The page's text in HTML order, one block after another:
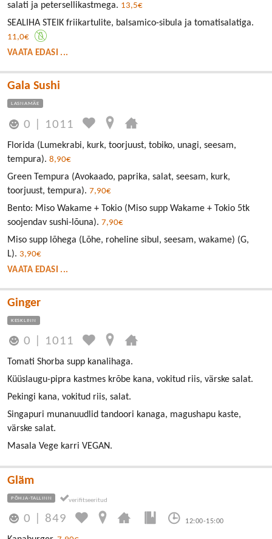
salati ja petersellikastmega. 13,5€
SEALIHA STEIK friikartulite, balsamico-sibula ja tomatisalatiga.
11,0€
VAATA EDASI ...
Gala Sushi
LASNAMÄE
0 1011
Florida (Lumekrabi, kurk, toorjuust, tobiko, unagi, seesam,
tempura). 8,90€
Green Tempura (Avokaado, paprika, salat, seesam, kurk,
toorjuust, tempura). 7,90€
Bento: Miso Wakame + Tokio (Miso supp Wakame + Tokio 5tk
soojendav sushi-lõuna). 7,90€
Miso supp lõhega (Lõhe, roheline sibul, seesam, wakame) (G,
L). 3,90€
VAATA EDASI ...
Ginger
KESKLINN
0 1011
Tomati Shorba supp kanalihaga.
Küüslaugu-pipra kastmes krõbe kana, vokitud riis, värske salat.
Pekingi kana, vokitud riis, salat.
Singapuri munanuudlid tandoori kanaga, magushapu kaste,
värske salat.
Masala Vege karri VEGAN.
Gläm
PÕHJA-TALLINN
0 849 12:00-15:00